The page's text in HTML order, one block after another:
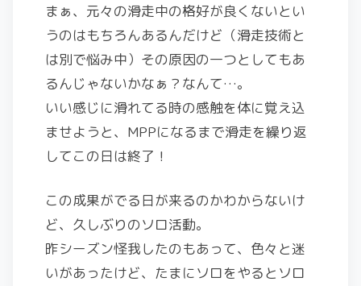
まぁ、元々の滑走中の格好が良くないとい
うのはもちろんあるんだけど（滑走技術と
は別で悩み中）その原因の一つとしてもあ
るんじゃないかなぁ？なんて…。
いい感じに滑れてる時の感触を体に覚え込
ませようと、MPPになるまで滑走を繰り返
してこの日は終了！
この成果がでる日が来るのかわからないけ
ど、久しぶりのソロ活動。
昨シーズン怪我したのもあって、色々と迷
いがあったけど、たまにソロをやるとソロ